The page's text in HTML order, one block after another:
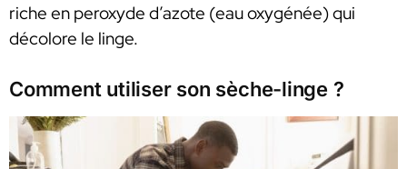
riche en peroxyde d’azote (eau oxygénée) qui
décolore le linge.
Comment utiliser son sèche-linge ?